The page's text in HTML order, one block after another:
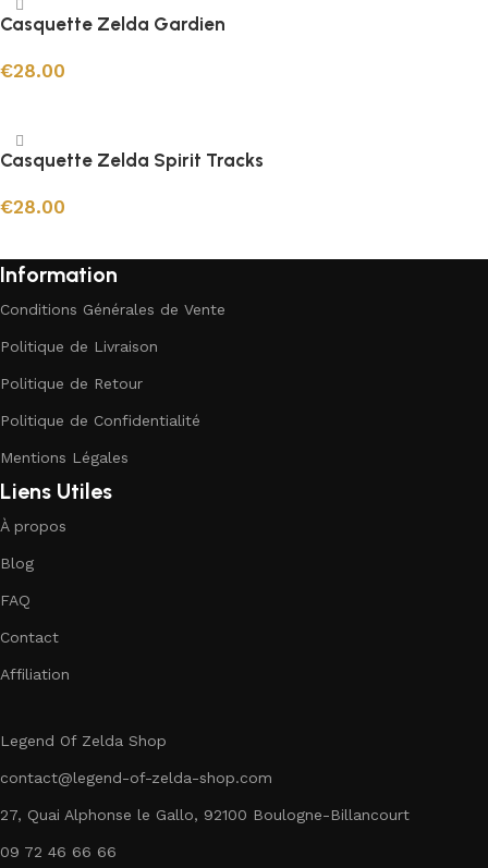
Casquette Zelda Gardien
€28.00
Casquette Zelda Spirit Tracks
€28.00
Information
Conditions Générales de Vente
Politique de Livraison
Politique de Retour
Politique de Confidentialité
Mentions Légales
Liens Utiles
À propos
Blog
FAQ
Contact
Affiliation
Legend Of Zelda Shop
contact@legend-of-zelda-shop.com
27, Quai Alphonse le Gallo, 92100 Boulogne-Billancourt
09 72 46 66 66